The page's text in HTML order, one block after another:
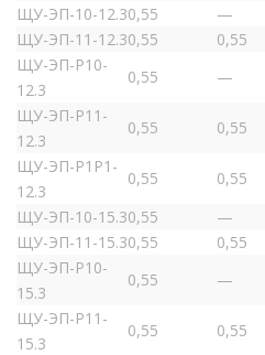
ЩУ-ЭП-10-12.30,55 —
ЩУ-ЭП-11-12.30,55 0,55
ЩУ-ЭП-Р10-
12.3
0,55 —
ЩУ-ЭП-Р11-
12.3
0,55 0,55
ЩУ-ЭП-Р1Р1-
12.3
0,55 0,55
ЩУ-ЭП-10-15.30,55 —
ЩУ-ЭП-11-15.30,55 0,55
ЩУ-ЭП-Р10-
15.3
0,55 —
ЩУ-ЭП-Р11-
15.3
0,55 0,55